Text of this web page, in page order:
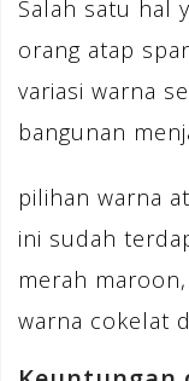
Salah satu hal
orang atap
variasi warna
bangunan
pilihan warna
ini sudah
merah
warna cokelat